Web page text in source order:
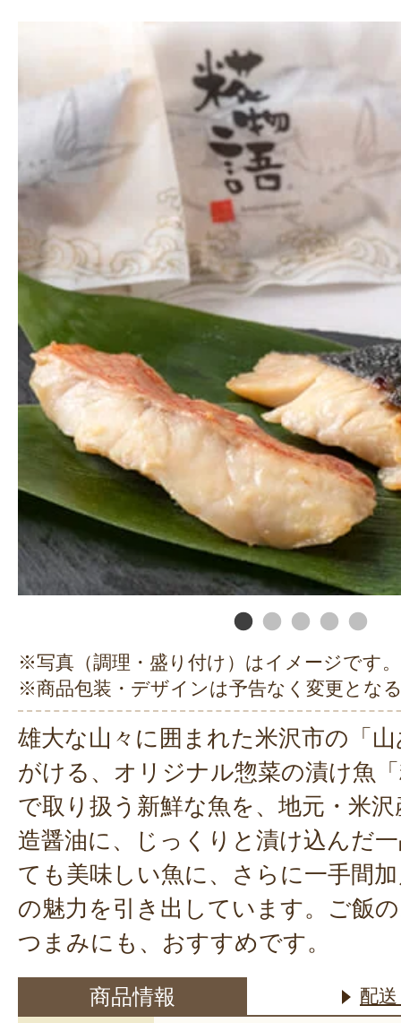
※写真（調理・盛り付け）はイメージです。
※商品包装・デザインは予告なく変更とな
雄大な山々に囲まれた米沢市の「
がける、オリジナル惣菜の漬け魚
で取り扱う新鮮な魚を、地元・米
造醤油に、じっくりと漬け込んだ
ても美味しい魚に、さらに一手間
の魅力を引き出しています。ご飯
つまみにも、おすすめです。
商品情報 配